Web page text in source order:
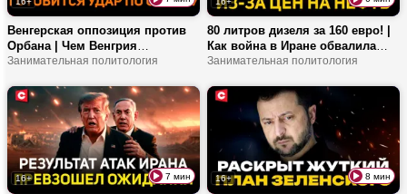
Венгерская оппозиция против
Орбана | Чем Венгрия
отличается от других стран ЕС?
Занимательная политология
80 литров дизеля за 160 евро! |
Как война в Иране обвалила
мировой рынок нефти? |
Европе?
Занимательная политология
16+ 7 мин 16+ 8 мин